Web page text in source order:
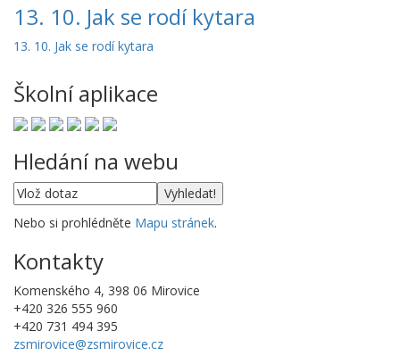
13. 10. Jak se rodí kytara
13. 10. Jak se rodí kytara
Školní aplikace
Hledání na webu
Nebo si prohlédněte Mapu stránek.
Kontakty
Komenského 4, 398 06 Mirovice
+420 326 555 960
+420 731 494 395
zsmirovice@zsmirovice.cz